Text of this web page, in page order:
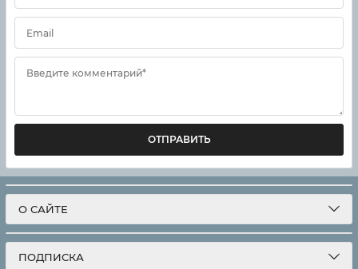
Email
Введите комментарий*
ОТПРАВИТЬ
О САЙТЕ
ПОДПИСКА